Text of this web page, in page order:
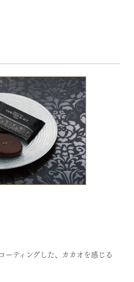
ーティングした、カカオを感じる